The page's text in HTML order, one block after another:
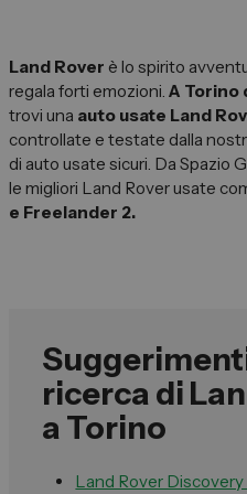
Soluzioni Business
Convenzioni
Dipendenti Stellantis
Promozioni
Impegno per il Sociale
Comunità Energetica
Sedi e Recapiti
Land Rover è lo spirito
regala forti emozioni. A Torino
trovi una auto usate Land
controllate e testate dalla
di auto usate sicuri. Da Spazio
le migliori Land Rover usate
e Freelander 2.
ricerca di
a Torino
Land Rover